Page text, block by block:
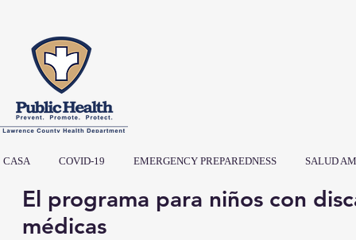
CASA COVID-19 EMERGENCY PREPAREDNESS SALUD
El programa para niños con
médicas